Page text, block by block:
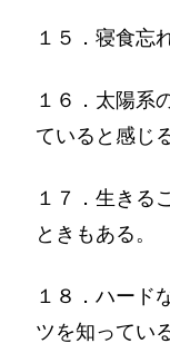
１５．寝食忘
１６．太陽系
ていると感じ
１７．生きる
ときもある。
１８．ハード
ツを知っている